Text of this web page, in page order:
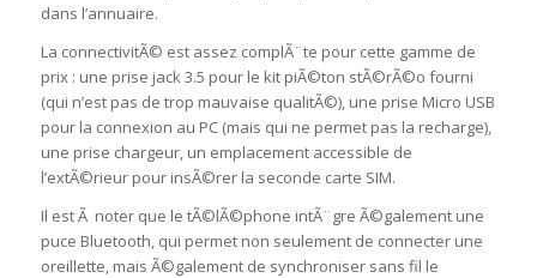
dans l’annuaire.
La connectivitÃ© est assez complÃ¨te pour cette gamme de
prix : une prise jack 3.5 pour le kit piÃ©ton stÃ©rÃ©o fourni
(qui n’est pas de trop mauvaise qualitÃ©), une prise Micro USB
pour la connexion au PC (mais qui ne permet pas la recharge),
une prise chargeur, un emplacement accessible de
l’extÃ©rieur pour insÃ©rer la seconde carte SIM.
Il est Ã noter que le tÃ©lÃ©phone intÃ¨gre Ã©galement une
puce Bluetooth, qui permet non seulement de connecter une
oreillette, mais Ã©galement de synchroniser sans fil le